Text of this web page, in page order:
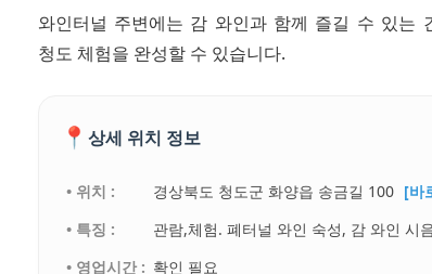
와인터널 주변에는 감 와인과 함께 즐길 수 있는
청도 체험을 완성할 수 있습니다.
📍 상세 위치 정보
• 위치 : 경상북도 청도군 화양읍 송금길 100 [바
• 특징 :
관람,체험. 폐터널 와인 숙성, 감 와인 시
• 영업시간 : 확인 필요